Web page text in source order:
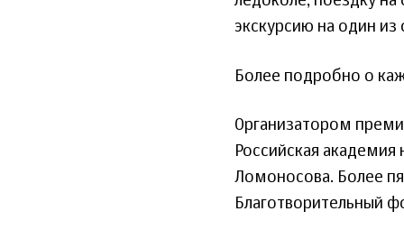
экскурсию на один из
Более подробно о
Организатором
Российская
Ломоносова. Более
Благотворительный